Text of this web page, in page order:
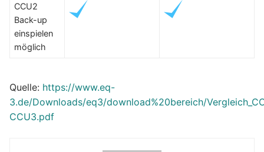
CCU2
Back-up
einspielen
möglich
Quelle: https://www.eq-
3.de/Downloads/eq3/download%20bereich/
CCU3.pdf